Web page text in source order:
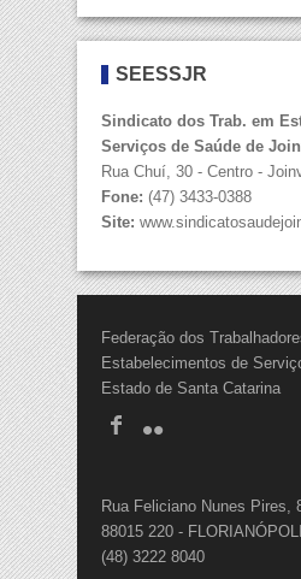
SEESSJR
Sindicato dos Trab. em
Serviços de Saúde de
Rua Chuí, 30 - Centro -
Fone: (47) 3433-0388
Site:
Federação dos
Estabelecimentos de
Estado de Santa Catarina
Rua Feliciano Nunes Pires,
88015 220 -
(48) 3222 8040